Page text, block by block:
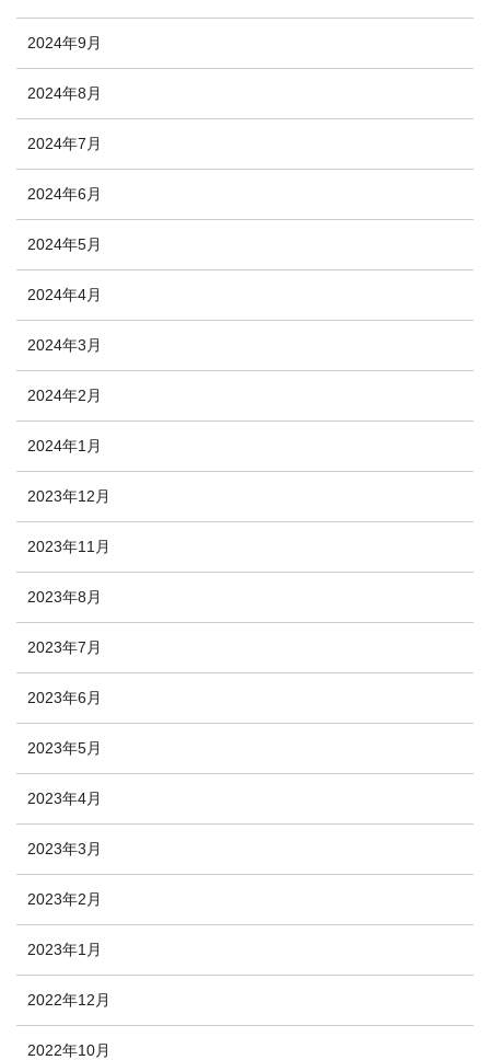
2024年9月
2024年8月
2024年7月
2024年6月
2024年5月
2024年4月
2024年3月
2024年2月
2024年1月
2023年12月
2023年11月
2023年8月
2023年7月
2023年6月
2023年5月
2023年4月
2023年3月
2023年2月
2023年1月
2022年12月
2022年10月